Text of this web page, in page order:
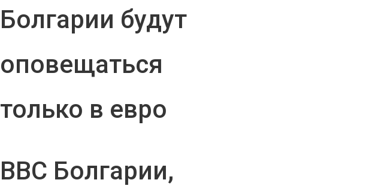
Болгарии будут
оповещаться
только в евро
ВВС Болгарии,